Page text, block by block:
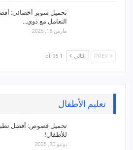
تحميل سوبر أخصائي:
التعامل مع ذوي…
مارس 18, 2025
التالي 1 of 95
تعليم الأطفال
تحميل قصوص: أفضل
للأطفال!
يونيو 30, 2025